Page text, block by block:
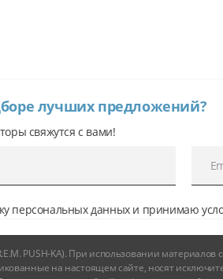
лучших предложений?
свяжутся с вами!
персональных данных и принимаю
PUSH-KA). При использовании материалов
на настоящем сайте, носят